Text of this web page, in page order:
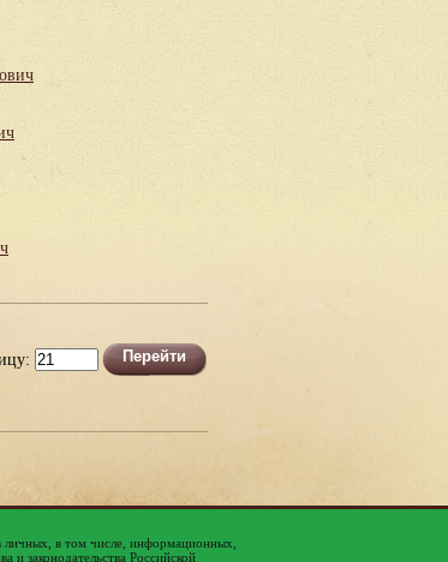
личных, в том числе, информационных,
законодательства Российской